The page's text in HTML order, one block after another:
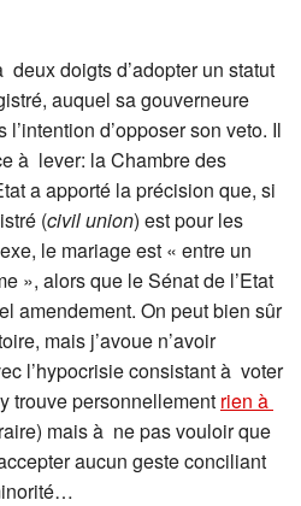
deux doigts d’adopter un statut
auquel sa gouverneure
l’intention d’opposer son veto. Il
à lever: la Chambre des
a apporté la précision que, si
(civil union) est pour les
le mariage est « entre un
», alors que le Sénat de l’Etat
amendement. On peut bien sûr
mais j’avoue n’avoir
l’hypocrisie consistant à voter
trouve personnellement rien à
mais à ne pas vouloir que
aucun geste conciliant